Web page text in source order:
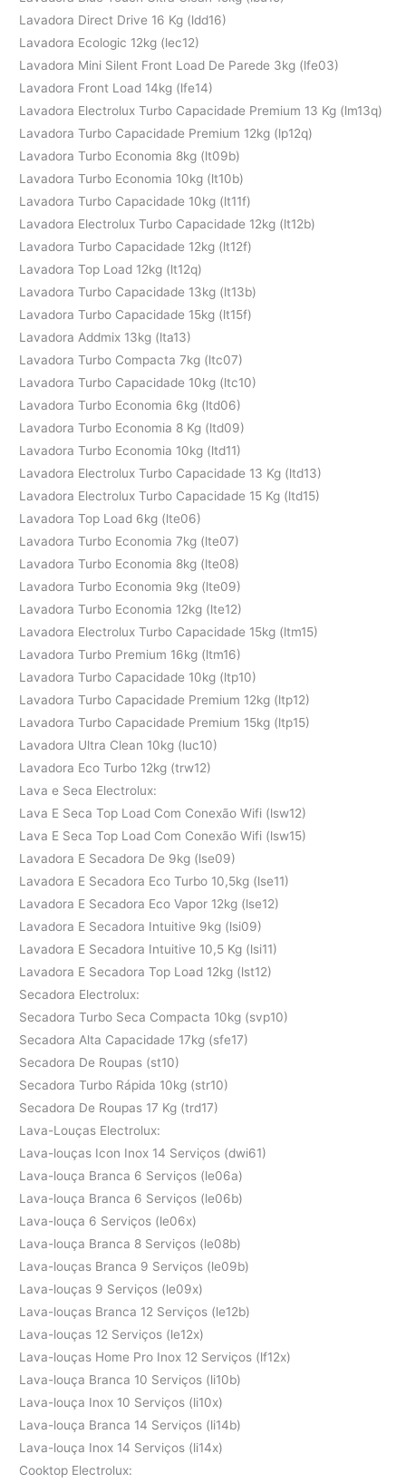
Lavadora Direct Drive 16 Kg (ldd16)
Lavadora Ecologic 12kg (lec12)
Lavadora Mini Silent Front Load De Parede 3kg (lfe03)
Lavadora Front Load 14kg (lfe14)
Lavadora Electrolux Turbo Capacidade Premium 13 Kg (lm13q)
Lavadora Turbo Capacidade Premium 12kg (lp12q)
Lavadora Turbo Economia 8kg (lt09b)
Lavadora Turbo Economia 10kg (lt10b)
Lavadora Turbo Capacidade 10kg (lt11f)
Lavadora Electrolux Turbo Capacidade 12kg (lt12b)
Lavadora Turbo Capacidade 12kg (lt12f)
Lavadora Top Load 12kg (lt12q)
Lavadora Turbo Capacidade 13kg (lt13b)
Lavadora Turbo Capacidade 15kg (lt15f)
Lavadora Addmix 13kg (lta13)
Lavadora Turbo Compacta 7kg (ltc07)
Lavadora Turbo Capacidade 10kg (ltc10)
Lavadora Turbo Economia 6kg (ltd06)
Lavadora Turbo Economia 8 Kg (ltd09)
Lavadora Turbo Economia 10kg (ltd11)
Lavadora Electrolux Turbo Capacidade 13 Kg (ltd13)
Lavadora Electrolux Turbo Capacidade 15 Kg (ltd15)
Lavadora Top Load 6kg (lte06)
Lavadora Turbo Economia 7kg (lte07)
Lavadora Turbo Economia 8kg (lte08)
Lavadora Turbo Economia 9kg (lte09)
Lavadora Turbo Economia 12kg (lte12)
Lavadora Electrolux Turbo Capacidade 15kg (ltm15)
Lavadora Turbo Premium 16kg (ltm16)
Lavadora Turbo Capacidade 10kg (ltp10)
Lavadora Turbo Capacidade Premium 12kg (ltp12)
Lavadora Turbo Capacidade Premium 15kg (ltp15)
Lavadora Ultra Clean 10kg (luc10)
Lavadora Eco Turbo 12kg (trw12)
Lava e Seca Electrolux:
Lava E Seca Top Load Com Conexão Wifi (lsw12)
Lava E Seca Top Load Com Conexão Wifi (lsw15)
Lavadora E Secadora De 9kg (lse09)
Lavadora E Secadora Eco Turbo 10,5kg (lse11)
Lavadora E Secadora Eco Vapor 12kg (lse12)
Lavadora E Secadora Intuitive 9kg (lsi09)
Lavadora E Secadora Intuitive 10,5 Kg (lsi11)
Lavadora E Secadora Top Load 12kg (lst12)
Secadora Electrolux:
Secadora Turbo Seca Compacta 10kg (svp10)
Secadora Alta Capacidade 17kg (sfe17)
Secadora De Roupas (st10)
Secadora Turbo Rápida 10kg (str10)
Secadora De Roupas 17 Kg (trd17)
Lava-Louças Electrolux:
Lava-louças Icon Inox 14 Serviços (dwi61)
Lava-louça Branca 6 Serviços (le06a)
Lava-louça Branca 6 Serviços (le06b)
Lava-louça 6 Serviços (le06x)
Lava-louça Branca 8 Serviços (le08b)
Lava-louças Branca 9 Serviços (le09b)
Lava-louças 9 Serviços (le09x)
Lava-louças Branca 12 Serviços (le12b)
Lava-louças 12 Serviços (le12x)
Lava-louças Home Pro Inox 12 Serviços (lf12x)
Lava-louça Branca 10 Serviços (li10b)
Lava-louça Inox 10 Serviços (li10x)
Lava-louça Branca 14 Serviços (li14b)
Lava-louça Inox 14 Serviços (li14x)
Cooktop Electrolux: